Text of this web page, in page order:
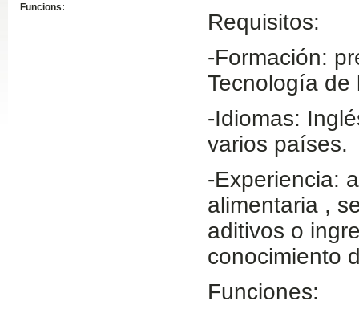
Funcions:
Requisitos:
-Formación:
Tecnología de
-Idiomas:
varios países.
-Experiencia:
alimentaria ,
aditivos o
conocimiento
Funciones: